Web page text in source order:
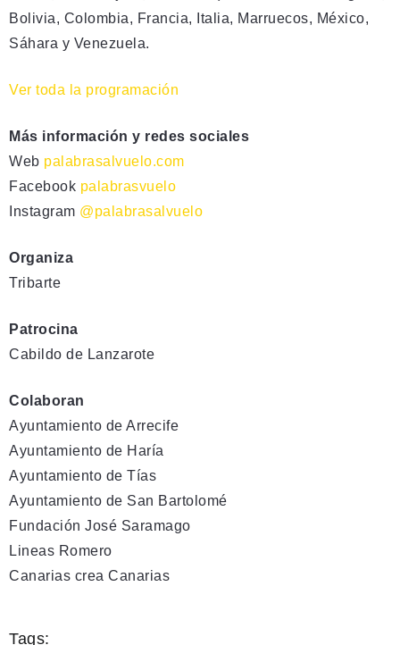
Bolivia, Colombia, Francia, Italia, Marruecos, México,
Sáhara y Venezuela.
Ver toda la programación
Más información y redes sociales
Web palabrasalvuelo.com
Facebook palabrasvuelo
Instagram @palabrasalvuelo
Organiza
Tribarte
Patrocina
Cabildo de Lanzarote
Colaboran
Ayuntamiento de Arrecife
Ayuntamiento de Haría
Ayuntamiento de Tías
Ayuntamiento de San Bartolomé
Fundación José Saramago
Lineas Romero
Canarias crea Canarias
Tags: